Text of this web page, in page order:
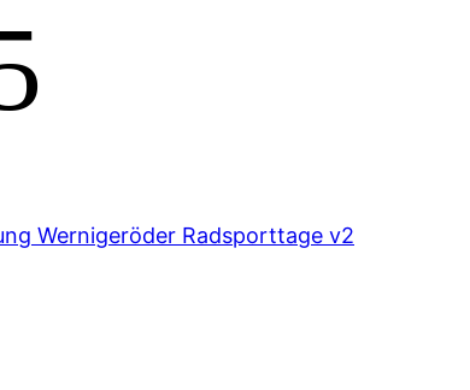
Wernigeröder Radsporttage v2